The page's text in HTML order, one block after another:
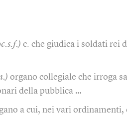
c. che giudica i soldati rei
organo collegiale che irroga
della pubblica …
a cui, nei vari ordinamenti,